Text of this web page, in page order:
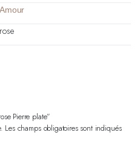
Amour
rose
Pierre plate”
Les champs obligatoires sont indiqués